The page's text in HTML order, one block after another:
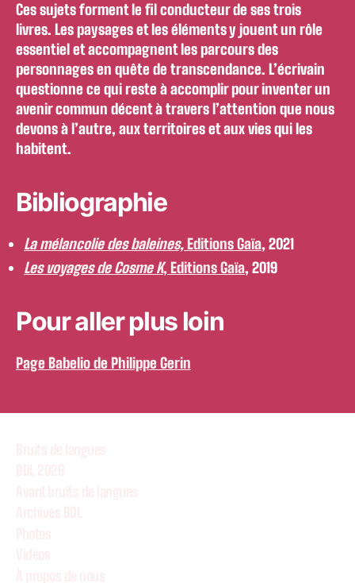
Ces sujets forment le fil conducteur de ses trois
livres. Les paysages et les éléments y jouent un rôle
essentiel et accompagnent les parcours des
personnages en quête de transcendance. L’écrivain
questionne ce qui reste à accomplir pour inventer un
avenir commun décent à travers l’attention que nous
devons à l’autre, aux territoires et aux vies qui les
habitent.
Bibliographie
La mélancolie des baleines, Editions Gaïa, 2021
Les voyages de Cosme K, Editions Gaïa, 2019
Pour aller plus loin
Page Babelio de Philippe Gerin